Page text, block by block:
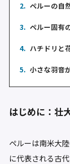
2. ペルーの自
3. ペルー固有
4. ハチドリと
5. 小さな羽音
はじめに：壮
ペルーは南米大
に代表される古